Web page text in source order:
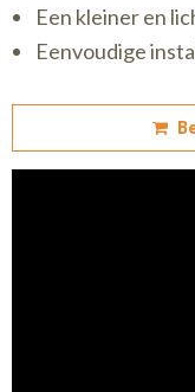
Een kleiner en
Eenvoudige